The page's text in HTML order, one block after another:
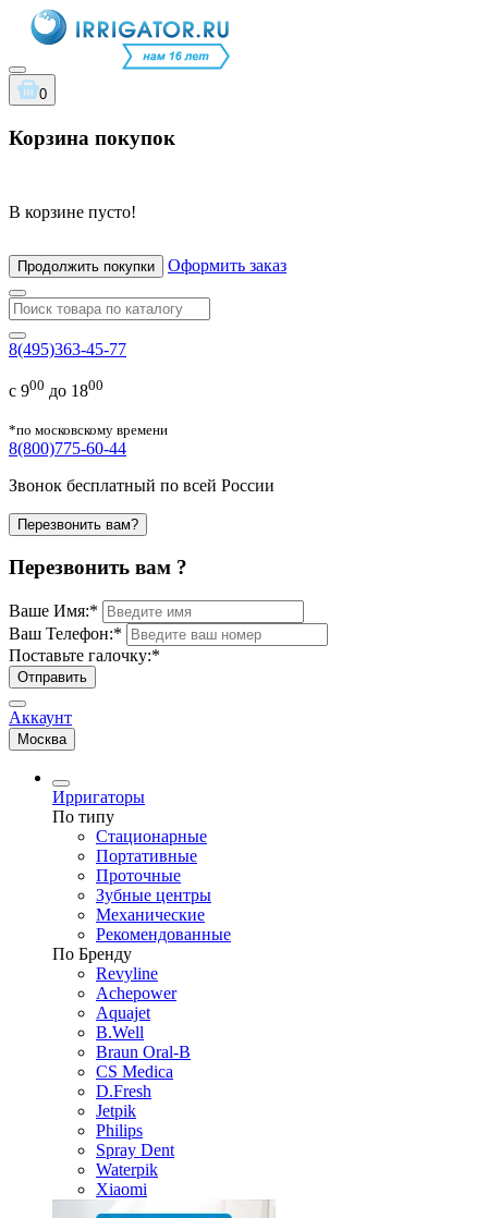
0
Корзина покупок
В корзине пусто!
Продолжить покупки Оформить заказ
8(495)363-45-77
с 900 до 1800
*по московскому времени
8(800)775-60-44
Звонок бесплатный по всей России
Перезвонить вам?
Перезвонить вам ?
Ваше Имя:*
Ваш Телефон:*
Поставьте галочку:*
Отправить
Аккаунт
Москва
Ирригаторы
По типу
Стационарные
Портативные
Проточные
Зубные центры
Механические
Рекомендованные
По Бренду
Revyline
Achepower
Aquajet
B.Well
Braun Oral-B
CS Medica
D.Fresh
Jetpik
Philips
Spray Dent
Waterpik
Xiaomi